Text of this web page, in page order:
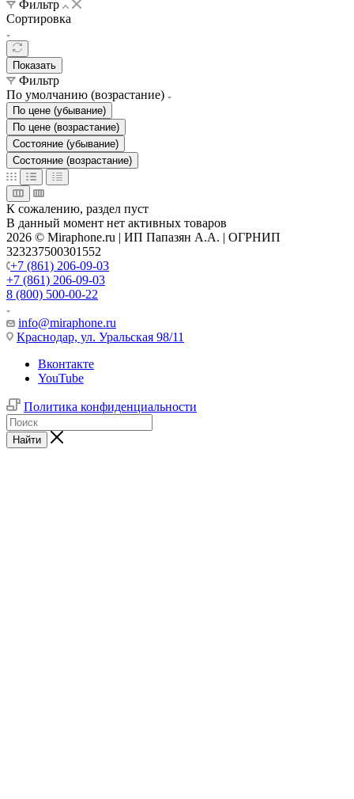
Фильтр
Сортировка
Показать
Фильтр
По умолчанию (возрастание)
По цене (убывание)
По цене (возрастание)
Состояние (убывание)
Состояние (возрастание)
К сожалению, раздел пуст
В данный момент нет активных товаров
2026 © Miraphone.ru | ИП Папазян А.А. | ОГРНИП
323237500301552
+7 (861) 206-09-03
+7 (861) 206-09-03
8 (800) 500-00-22
info@miraphone.ru
Краснодар, ул. Уральская 98/11
Вконтакте
YouTube
Политика конфиденциальности
Найти